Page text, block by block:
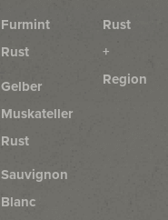
Furmint
Rust
Gelber
Muskateller
Rust
Sauvignon
Blanc
Rust
+
Region